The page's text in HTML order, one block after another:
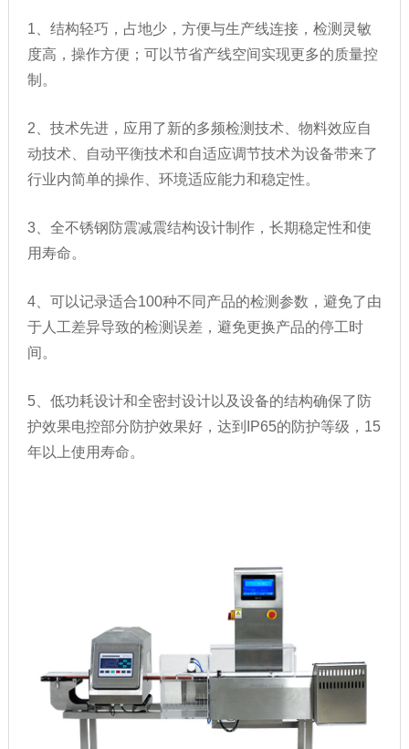
1、结构轻巧，占地少，方便与生产线连接，检测灵敏
度高，操作方便；可以节省产线空间实现更多的质量控
制。
2、技术先进，应用了新的多频检测技术、物料效应自
动技术、自动平衡技术和自适应调节技术为设备带来了
行业内简单的操作、环境适应能力和稳定性。
3、全不锈钢防震减震结构设计制作，长期稳定性和使
用寿命。
4、可以记录适合100种不同产品的检测参数，避免了由
于人工差异导致的检测误差，避免更换产品的停工时
间。
5、低功耗设计和全密封设计以及设备的结构确保了防
护效果电控部分防护效果好，达到IP65的防护等级，15
年以上使用寿命。